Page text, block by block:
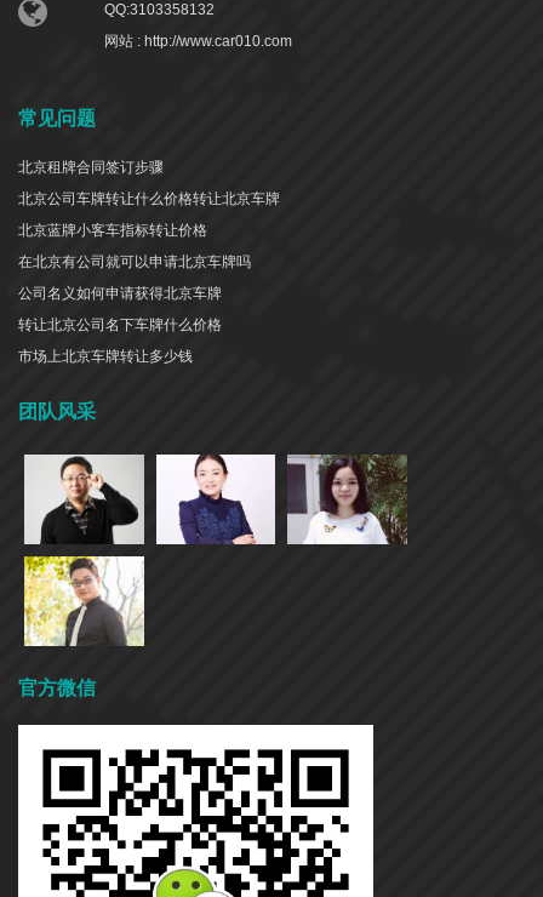
QQ:3103358132
网站 : http://www.car010.com
常见问题
北京租牌合同签订步骤
北京公司车牌转让什么价格转让北京车牌
北京蓝牌小客车指标转让价格
在北京有公司就可以申请北京车牌吗
公司名义如何申请获得北京车牌
转让北京公司名下车牌什么价格
市场上北京车牌转让多少钱
团队风采
官方微信